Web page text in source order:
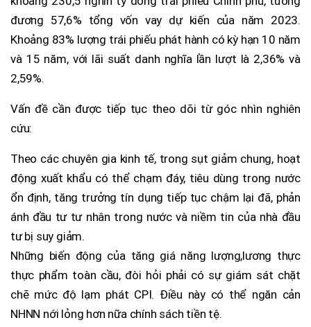
đương 57,6% tổng vốn vay dự kiến của năm 2023.
Khoảng 83% lượng trái phiếu phát hành có kỳ hạn 10 năm
và 15 năm, với lãi suất danh nghĩa lần lượt là 2,36% và
2,59%.
Vấn đề cần được tiếp tục theo dõi từ góc nhìn nghiên
cứu:
Theo các chuyên gia kinh tế, trong sụt giảm chung, hoạt
động xuất khẩu có thể chạm đáy, tiêu dùng trong nước
ổn định, tăng trưởng tín dụng tiếp tục chậm lại đã, phản
ánh đầu tư tư nhân trong nước và niềm tin của nhà đầu
tư bị suy giảm.
Những biến động của tăng giá năng lượng,lương thực
thực phẩm toàn cầu, đòi hỏi phải có sự giám sát chặt
chẽ mức độ lạm phát CPI. Điều này có thể ngăn cản
NHNN nới lỏng hơn nữa chính sách tiền tệ.